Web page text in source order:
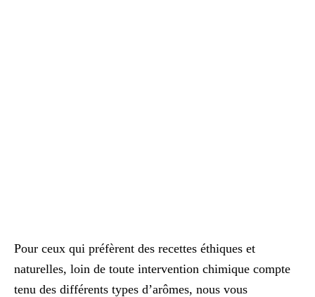
Pour ceux qui préfèrent des recettes éthiques et
naturelles, loin de toute intervention chimique compte
tenu des différents types d’arômes, nous vous